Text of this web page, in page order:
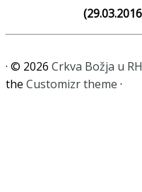
· © 2026 Crkva Božja u RH
the Customizr theme ·